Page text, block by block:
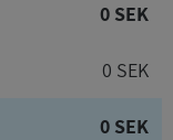
0 SEK
0 SEK
0 SEK